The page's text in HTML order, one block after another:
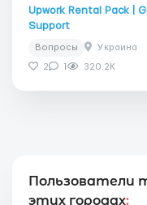
Upwork Rental Pack |
Support
Вопросы Украина
2 1 320.2K
Пользователи
этих городах: